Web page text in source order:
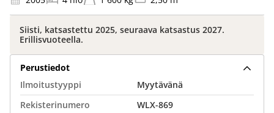
Siisti, katsastettu 2025, seuraava katsastus 2027.
Erillisvuoteella.
Perustiedot
Ilmoitustyyppi
Myytävänä
Rekisterinumero
WLX-869